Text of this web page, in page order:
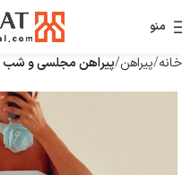
منو
خانه پیراهن پیراهن مجلسی و شب